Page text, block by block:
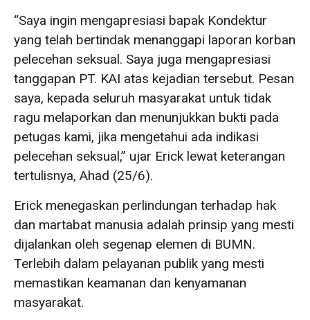
“Saya ingin mengapresiasi bapak Kondektur
yang telah bertindak menanggapi laporan korban
pelecehan seksual. Saya juga mengapresiasi
tanggapan PT. KAI atas kejadian tersebut. Pesan
saya, kepada seluruh masyarakat untuk tidak
ragu melaporkan dan menunjukkan bukti pada
petugas kami, jika mengetahui ada indikasi
pelecehan seksual,” ujar Erick lewat keterangan
tertulisnya, Ahad (25/6).
Erick menegaskan perlindungan terhadap hak
dan martabat manusia adalah prinsip yang mesti
dijalankan oleh segenap elemen di BUMN.
Terlebih dalam pelayanan publik yang mesti
memastikan keamanan dan kenyamanan
masyarakat.